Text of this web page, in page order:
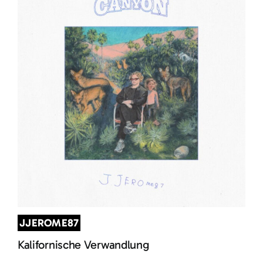
JJEROME87
Kalifornische Verwandlung